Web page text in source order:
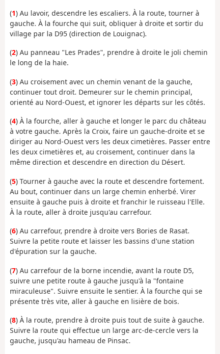
(1) Au lavoir, descendre les escaliers. À la route, tourner à
gauche. À la fourche qui suit, obliquer à droite et sortir du
village par la D95 (direction de Louignac).
(2) Au panneau "Les Prades", prendre à droite le joli chemin
le long de la haie.
(3) Au croisement avec un chemin venant de la gauche,
continuer tout droit. Demeurer sur le chemin principal,
orienté au Nord-Ouest, et ignorer les départs sur les côtés.
(4) À la fourche, aller à gauche et longer le parc du château
à votre gauche. Après la Croix, faire un gauche-droite et se
diriger au Nord-Ouest vers les deux cimetières. Passer entre
les deux cimetières et, au croisement, continuer dans la
même direction et descendre en direction du Désert.
(5) Tourner à gauche avec la route et descendre fortement.
Au bout, continuer dans un large chemin enherbé. Virer
ensuite à gauche puis à droite et franchir le ruisseau l'Elle.
À la route, aller à droite jusqu'au carrefour.
(6) Au carrefour, prendre à droite vers Bories de Rasat.
Suivre la petite route et laisser les bassins d'une station
d'épuration sur la gauche.
(7) Au carrefour de la borne incendie, avant la route D5,
suivre une petite route à gauche jusqu'à la "fontaine
miraculeuse". Suivre ensuite le sentier. À la fourche qui se
présente très vite, aller à gauche en lisière de bois.
(8) À la route, prendre à droite puis tout de suite à gauche.
Suivre la route qui effectue un large arc-de-cercle vers la
gauche, jusqu'au hameau de Pinsac.